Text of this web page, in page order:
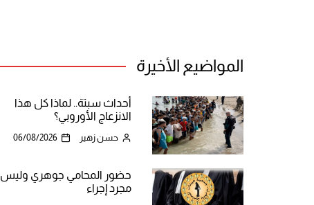
المواضيع الأخيرة
أحداث سبتة.. لماذا كل هذا
الانزعاج الأوروبي؟
حسن زهير 06/08/2026
حضور المحامي جوهري وليس
مجرد إجراء